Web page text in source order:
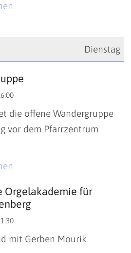
Dienstag
die offene Wandergruppe
vor dem Pfarrzentrum
Orgelakademie für
mit Gerben Mourik